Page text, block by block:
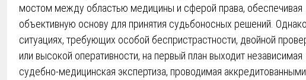
мостом между областью медицины и сферой права, обеспечивая
объективную основу для принятия судьбоносных решений.
ситуациях, требующих особой беспристрастности, двойной
или высокой оперативности, на первый план выходит независимая
судебно-медицинская экспертиза, проводимая аккредитованными